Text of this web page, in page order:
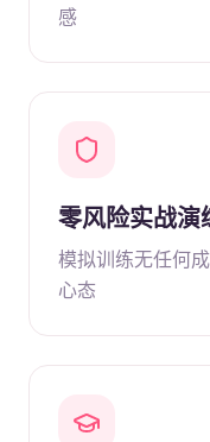
感
零风险实战演
模拟训练无任何
心态